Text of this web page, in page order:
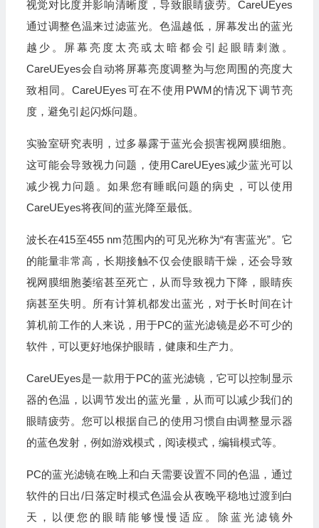
视觉对比度并影响清晰度，导致眼睛疲劳。CareUEyes
通过调整色温来过滤蓝光。色温越低，屏幕发出的蓝光
越少。屏幕亮度太亮或太暗都会引起眼睛刺激。
CareUEyes会自动将屏幕亮度调整为与您周围的亮度大
致相同。CareUEyes可在不使用PWM的情况下调节亮
度，避免引起闪烁问题。
实验室研究表明，过多暴露于蓝光会损害视网膜细胞。
这可能会导致视力问题，使用CareUEyes减少蓝光可以
减少视力问题。如果您有睡眠问题的病史，可以使用
CareUEyes将夜间的蓝光降至最低。
波长在415至455 nm范围内的可见光称为“有害蓝光”。它
的能量非常高，长期接触不仅会使眼睛干燥，还会导致
视网膜细胞萎缩甚至死亡，从而导致视力下降，眼睛疾
病甚至失明。所有计算机都发出蓝光，对于长时间在计
算机前工作的人来说，用于PC的蓝光滤镜是必不可少的
软件，可以更好地保护眼睛，健康和生产力。
CareUEyes是一款用于PC的蓝光滤镜，它可以控制显示
器的色温，以调节发出的蓝光量，从而可以减少我们的
眼睛疲劳。您可以根据自己的使用习惯自由调整显示器
的蓝色发射，例如游戏模式，阅读模式，编辑模式等。
PC的蓝光滤镜在晚上和白天需要设置不同的色温，通过
软件的日出/日落定时模式色温会从夜晚平稳地过渡到白
天，以便您的眼睛能够慢慢适应。除蓝光滤镜外